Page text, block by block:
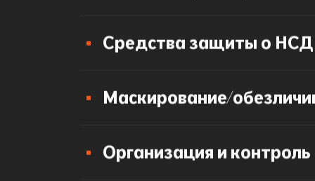
Средства защиты о НСД
Маскирование/
Организация и